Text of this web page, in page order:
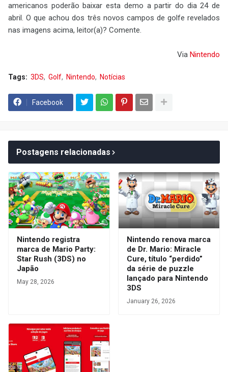
americanos poderão baixar esta demo a partir do dia 24 de
abril. O que achou dos três novos campos de golfe revelados
nas imagens acima, leitor(a)? Comente.
Via Nintendo
Tags: 3DS Golf Nintendo Notícias
Facebook
Postagens relacionadas
Nintendo registra
marca de Mario Party:
Star Rush (3DS) no
Japão
May 28, 2026
Nintendo renova marca
de Dr. Mario: Miracle
Cure, título “perdido”
da série de puzzle
lançado para Nintendo
3DS
January 26, 2026